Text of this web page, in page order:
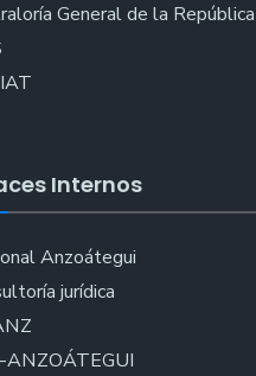
General de la República
Internos
Anzoátegui
jurídica
ANZOÁTEGUI